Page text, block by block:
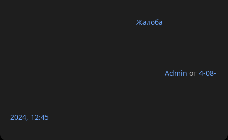
Жалоба
Admin от 4-08-
2024, 12:45